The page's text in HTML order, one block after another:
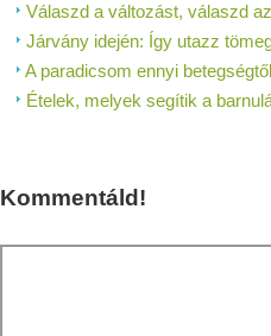
Válaszd a változást, válaszd
Járvány idején: Így utazz
A paradicsom ennyi
Ételek, melyek segítik a
Kommentáld!